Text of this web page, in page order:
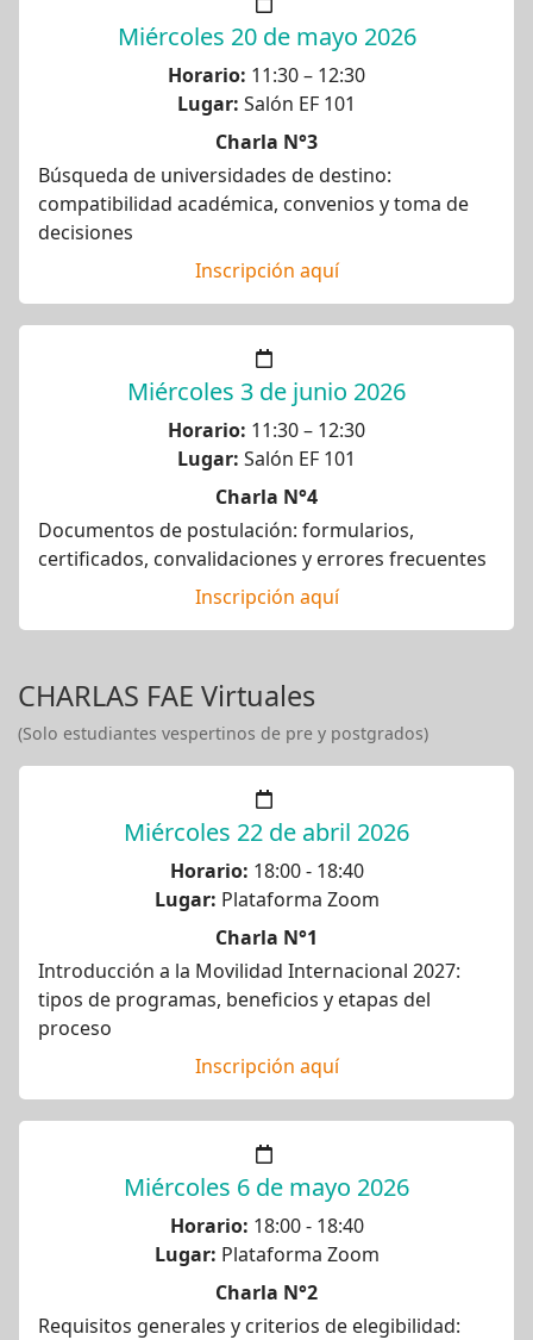
Miércoles 20 de mayo 2026
Horario: 11:30 – 12:30
Lugar: Salón EF 101
Charla N°3
Búsqueda de universidades de destino:
compatibilidad académica, convenios y toma de
decisiones
Inscripción aquí
Miércoles 3 de junio 2026
Horario: 11:30 – 12:30
Lugar: Salón EF 101
Charla N°4
Documentos de postulación: formularios,
certificados, convalidaciones y errores frecuentes
Inscripción aquí
CHARLAS FAE Virtuales
(Solo estudiantes vespertinos de pre y postgrados)
Miércoles 22 de abril 2026
Horario: 18:00 - 18:40
Lugar: Plataforma Zoom
Charla N°1
Introducción a la Movilidad Internacional 2027:
tipos de programas, beneficios y etapas del
proceso
Inscripción aquí
Miércoles 6 de mayo 2026
Horario: 18:00 - 18:40
Lugar: Plataforma Zoom
Charla N°2
Requisitos generales y criterios de elegibilidad: